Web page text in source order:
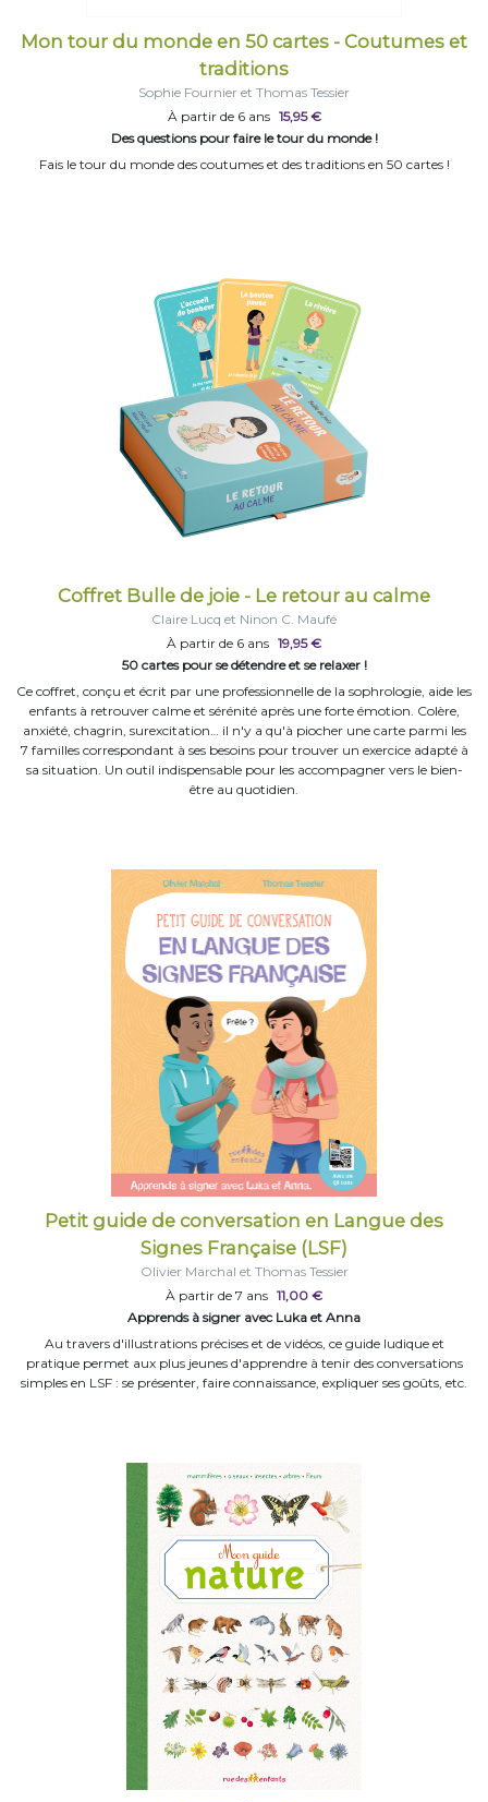
Mon tour du monde en 50 cartes - Coutumes et
traditions
Sophie Fournier et Thomas Tessier
À partir de 6 ans 15,95 €
Des questions pour faire le tour du monde !
Fais le tour du monde des coutumes et des traditions en 50 cartes !
Coffret Bulle de joie - Le retour au calme
Claire Lucq et Ninon C. Maufé
À partir de 6 ans 19,95 €
50 cartes pour se détendre et se relaxer !
Ce coffret, conçu et écrit par une professionnelle de la sophrologie, aide les
enfants à retrouver calme et sérénité après une forte émotion. Colère,
anxiété, chagrin, surexcitation… il n'y a qu'à piocher une carte parmi les
7 familles correspondant à ses besoins pour trouver un exercice adapté à
sa situation. Un outil indispensable pour les accompagner vers le bien-
être au quotidien.
Petit guide de conversation en Langue des
Signes Française (LSF)
Olivier Marchal et Thomas Tessier
À partir de 7 ans 11,00 €
Apprends à signer avec Luka et Anna
Au travers d'illustrations précises et de vidéos, ce guide ludique et
pratique permet aux plus jeunes d'apprendre à tenir des conversations
simples en LSF : se présenter, faire connaissance, expliquer ses goûts, etc.